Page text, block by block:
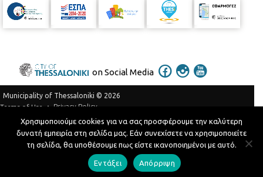
on Social Media
Municipality of Thessaloniki © 2026
Terms of Use
Privacy Policy
Telephone Catalog
Developed byMyCompany Projects
Χρησιμοποιούμε cookies για να σας προσφέρουμε την καλύτερη
δυνατή εμπειρία στη σελίδα μας. Εάν συνεχίσετε να χρησιμοποιείτε
τη σελίδα, θα υποθέσουμε πως είστε ικανοποιημένοι με αυτό.
Εντάξει Απόρριψη